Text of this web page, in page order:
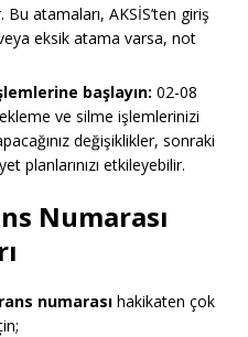
atamaları, AKSİS’ten giriş
eksik atama varsa, not
başlayın: 02-08
ve silme işlemlerinizi
değişiklikler, sonraki
planlarınızı etkileyebilir.
Numarası
numarası hakikaten çok